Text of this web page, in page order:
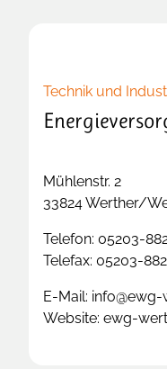
Technik und
Mühlenstr. 2
33824Werther/
Telefon: 05203-
Telefax: 05203-
E-Mail: info@ewg-
Website: ewg-